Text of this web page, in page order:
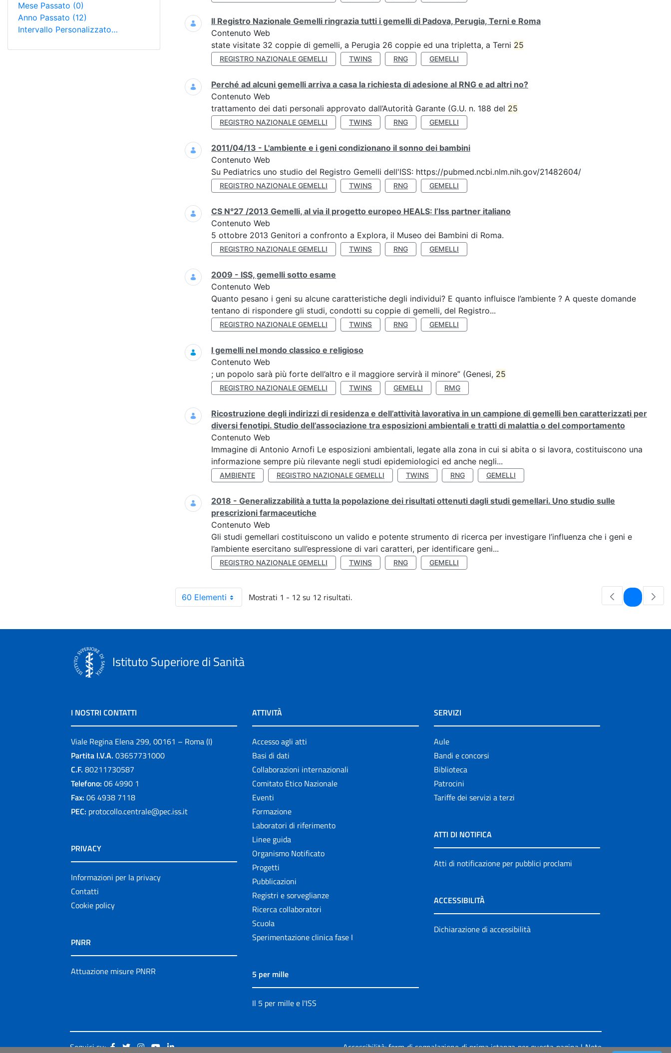
Mese Passato (0)
Anno Passato (12)
Intervallo Personalizzato…
Il Registro Nazionale Gemelli ringrazia tutti i gemelli di Padova, Perugia, Terni e Roma
Contenuto Web
state visitate 32 coppie di gemelli, a Perugia 26 coppie ed una tripletta, a Terni 25
REGISTRO NAZIONALE GEMELLI TWINS RNG GEMELLI
Perché ad alcuni gemelli arriva a casa la richiesta di adesione al RNG e ad altri no?
Contenuto Web
trattamento dei dati personali approvato dall’Autorità Garante (G.U. n. 188 del 25
REGISTRO NAZIONALE GEMELLI TWINS RNG GEMELLI
2011/04/13 - L'ambiente e i geni condizionano il sonno dei bambini
Contenuto Web
Su Pediatrics uno studio del Registro Gemelli dell'ISS: https://pubmed.ncbi.nlm.nih.gov/21482604/
REGISTRO NAZIONALE GEMELLI TWINS RNG GEMELLI
CS N°27 /2013 Gemelli, al via il progetto europeo HEALS: l’Iss partner italiano
Contenuto Web
5 ottobre 2013 Genitori a confronto a Explora, il Museo dei Bambini di Roma.
REGISTRO NAZIONALE GEMELLI TWINS RNG GEMELLI
2009 - ISS, gemelli sotto esame
Contenuto Web
Quanto pesano i geni su alcune caratteristiche degli individui? E quanto influisce l’ambiente ? A queste domande
tentano di rispondere gli studi, condotti su coppie di gemelli, del Registro...
REGISTRO NAZIONALE GEMELLI TWINS RNG GEMELLI
I gemelli nel mondo classico e religioso
Contenuto Web
; un popolo sarà più forte dell’altro e il maggiore servirà il minore” (Genesi, 25
REGISTRO NAZIONALE GEMELLI TWINS GEMELLI RMG
Ricostruzione degli indirizzi di residenza e dell’attività lavorativa in un campione di gemelli ben caratterizzati per
diversi fenotipi. Studio dell’associazione tra esposizioni ambientali e tratti di malattia o del comportamento
Contenuto Web
Immagine di Antonio Arnofi Le esposizioni ambientali, legate alla zona in cui si abita o si lavora, costituiscono una
informazione sempre più rilevante negli studi epidemiologici ed anche negli...
AMBIENTE REGISTRO NAZIONALE GEMELLI TWINS RNG GEMELLI
2018 - Generalizzabilità a tutta la popolazione dei risultati ottenuti dagli studi gemellari. Uno studio sulle
prescrizioni farmaceutiche
Contenuto Web
Gli studi gemellari costituiscono un valido e potente strumento di ricerca per investigare l’influenza che i geni e
l’ambiente esercitano sull’espressione di vari caratteri, per identificare geni...
REGISTRO NAZIONALE GEMELLI TWINS RNG GEMELLI
60 Elementi Mostrati 1 - 12 su 12 risultati. Pagina
Istituto Superiore di Sanità
I NOSTRI CONTATTI
Viale Regina Elena 299, 00161 – Roma (I)
Partita I.V.A. 03657731000
C.F. 80211730587
Telefono: 06 4990 1
Fax: 06 4938 7118
PEC: protocollo.centrale@pec.iss.it
PRIVACY
Informazioni per la privacy
Contatti
Cookie policy
PNRR
Attuazione misure PNRR
ATTIVITÀ
Accesso agli atti
Basi di dati
Collaborazioni internazionali
Comitato Etico Nazionale
Eventi
Formazione
Laboratori di riferimento
Linee guida
Organismo Notificato
Progetti
Pubblicazioni
Registri e sorveglianze
Ricerca collaboratori
Scuola
Sperimentazione clinica fase I
5 per mille
Il 5 per mille e l'ISS
SERVIZI
Aule
Bandi e concorsi
Biblioteca
Patrocini
Tariffe dei servizi a terzi
ATTI DI NOTIFICA
Atti di notificazione per pubblici proclami
ACCESSIBILITÀ
Dichiarazione di accessibilità
Seguici su: Accessibilità: form di segnalazione di prima istanza per questa pagina|Note